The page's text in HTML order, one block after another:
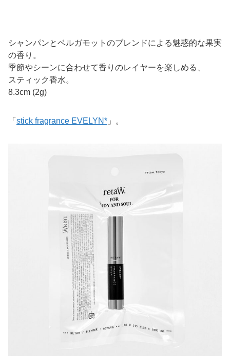
シャンパンとベルガモットのブレンドによる魅惑的な果実
の香り。
季節やシーンに合わせて香りのレイヤーを楽しめる、
スティック香水。
8.3cm (2g)
「 stick fragrance EVELYN* 」。